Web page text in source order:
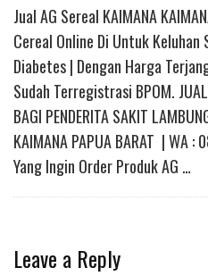
Jual AG Sereal KAIMANA
Cereal Online Di Untuk
Diabetes | Dengan Harga
Sudah Terregistrasi BPOM.
BAGI PENDERITA SAKIT
KAIMANA PAPUA BARAT | WA
Yang Ingin Order Produk AG …
Leave a Reply